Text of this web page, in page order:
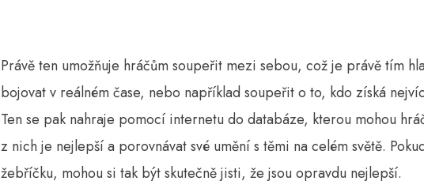
Právě ten umožňuje hráčům soupeřit mezi sebou, což je právě tím
bojovat v reálném čase, nebo například soupeřit o to, kdo získá
Ten se pak nahraje pomocí internetu do databáze, kterou mohou
z nich je nejlepší a porovnávat své umění s těmi na celém světě.
žebříčku, mohou si tak být skutečně jisti, že jsou opravdu nejlepší.